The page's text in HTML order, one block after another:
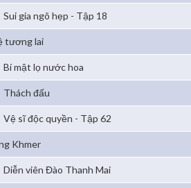
Sui gia ngõ hẹp - Tập 18
tương lai
Bí mật lọ nước hoa
Thách đấu
Vệ sĩ độc quyền - Tập 62
Khmer
Diễn viên Đào Thanh Mai